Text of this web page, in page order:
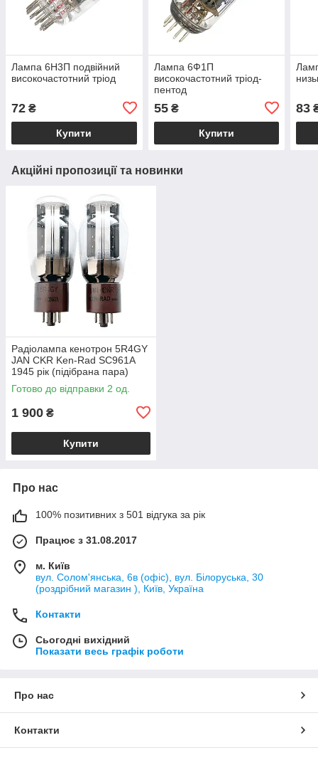
Лампа 6Н3П подвійний
високочастотний тріод
72 ₴
Купити
Лампа 6Ф1П
високочастотний тріод-
пентод
55₴
Купити
83
Акційні пропозиції та новинки
Радіолампа кенотрон 5R4GY
JAN CKR Ken-Rad SC961A
1945 рік (підібрана пара)
Готово до відправки 2 од.
1 900 ₴
Купити
Про нас
100% позитивних з 501 відгука за рік
Працює з 31.08.2017
м. Київ
вул. Солом'янська, 6в (офіс), вул. Білоруська, 30
(роздрібний магазин ), Київ, Україна
Контакти
Сьогодні вихідний
Показати весь графік роботи
Про нас
Контакти